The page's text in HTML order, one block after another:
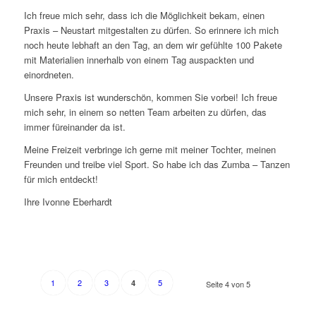
Ich freue mich sehr, dass ich die Möglichkeit bekam, einen
Praxis – Neustart mitgestalten zu dürfen. So erinnere ich mich
noch heute lebhaft an den Tag, an dem wir gefühlte 100 Pakete
mit Materialien innerhalb von einem Tag auspackten und
einordneten.
Unsere Praxis ist wunderschön, kommen Sie vorbei! Ich freue
mich sehr, in einem so netten Team arbeiten zu dürfen, das
immer füreinander da ist.
Meine Freizeit verbringe ich gerne mit meiner Tochter, meinen
Freunden und treibe viel Sport. So habe ich das Zumba – Tanzen
für mich entdeckt!
Ihre Ivonne Eberhardt
Seite 4 von 5
1 2 3 4 5